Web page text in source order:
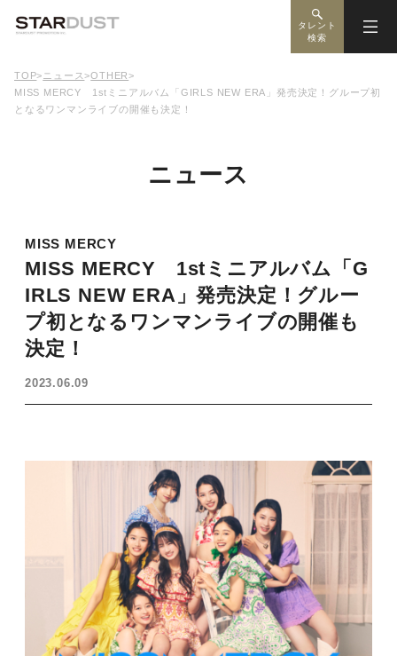
タレント
検索
TOP> ニュース>OTHER>
MISS MERCY 1stミニアルバム「GIRLS NEW ERA」発売決定！グループ初
となるワンマンライブの開催も決定！
ニュース
MISS MERCY
MISS MERCY 1stミニアルバム「G
IRLS NEW ERA」発売決定！グルー
プ初となるワンマンライブの開催も
決定！
2023.06.09